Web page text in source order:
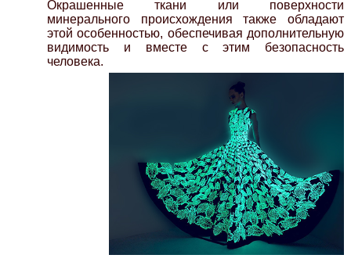
Окрашенные ткани или поверхности
минерального происхождения также обладают
этой особенностью, обеспечивая дополнительную
видимость и вместе с этим безопасность
человека.